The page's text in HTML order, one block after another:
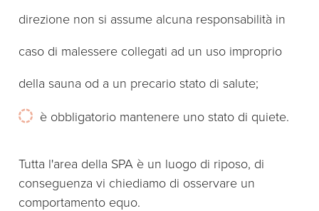
direzione non si assume alcuna responsabilità in
caso di malessere collegati ad un uso improprio
della sauna od a un precario stato di salute;
è obbligatorio mantenere uno stato di quiete.
Tutta l'area della SPA è un luogo di riposo, di
conseguenza vi chiediamo di osservare un
comportamento equo.